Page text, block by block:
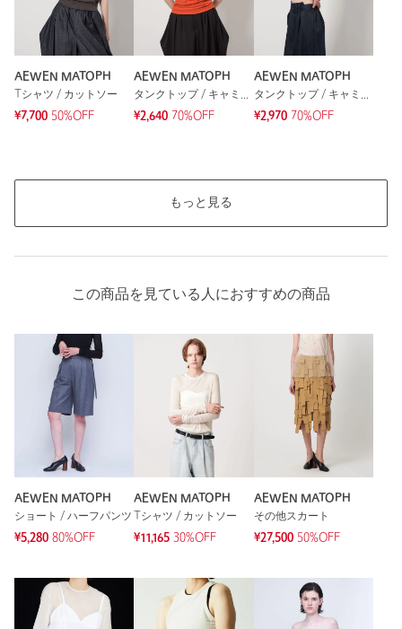
※レビューは、個人の主観による感想・体感によるもので、商品の効果や性
もっと見る
AEWEN MATOPH
Tシャツ / カットソー
¥7,700 50%OFF
AEWEN MATOPH
タンクトップ / キャミソール
¥2,640 70%OFF
AEWEN MATOPH
タンクトップ / キャミソール
¥2,970 70%OFF
もっと見る
この商品を見ている人におすすめの商品
AEWEN MATOPH
ショート / ハーフパンツ
¥5,280 80%OFF
AEWEN MATOPH
Tシャツ / カットソー
¥11,165 30%OFF
AEWEN MATOPH
その他スカート
¥27,500 50%OFF